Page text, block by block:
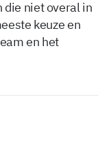
niet overal in
keuze en
en het